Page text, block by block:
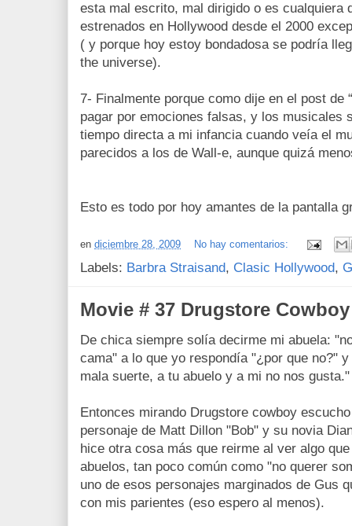
esta mal escrito, mal dirigido o es cualquiera
estrenados en Hollywood desde el 2000
( y porque hoy estoy bondadosa se podría
the universe).
7- Finalmente porque como dije en el post de
pagar por emociones falsas, y los musicales
tiempo directa a mi infancia cuando veía el
parecidos a los de Wall-e, aunque quizá
Esto es todo por hoy amantes de la pantalla
en diciembre 28, 2009 No hay comentarios:
Labels: Barbra Straisand, Clasic Hollywood,
Movie # 37 Drugstore Cowboy
De chica siempre solía decirme mi abuela:
cama" a lo que yo respondía "¿por que no?"
mala suerte, a tu abuelo y a mi no nos gusta."
Entonces mirando Drugstore cowboy
personaje de Matt Dillon "Bob" y su novia
hice otra cosa más que reirme al ver algo
abuelos, tan poco común como "no querer
uno de esos personajes marginados de Gus
con mis parientes (eso espero al menos).